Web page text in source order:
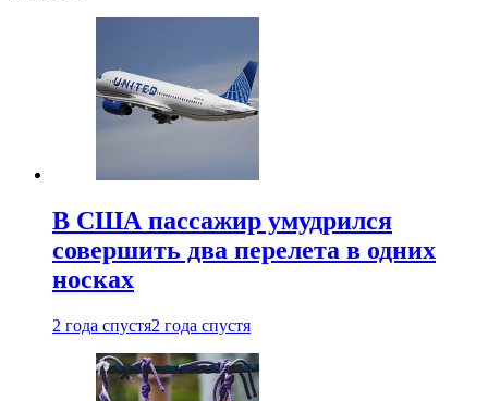
В США пассажир умудрился
совершить два перелета в одних
носках
2 года спустя2 года спустя